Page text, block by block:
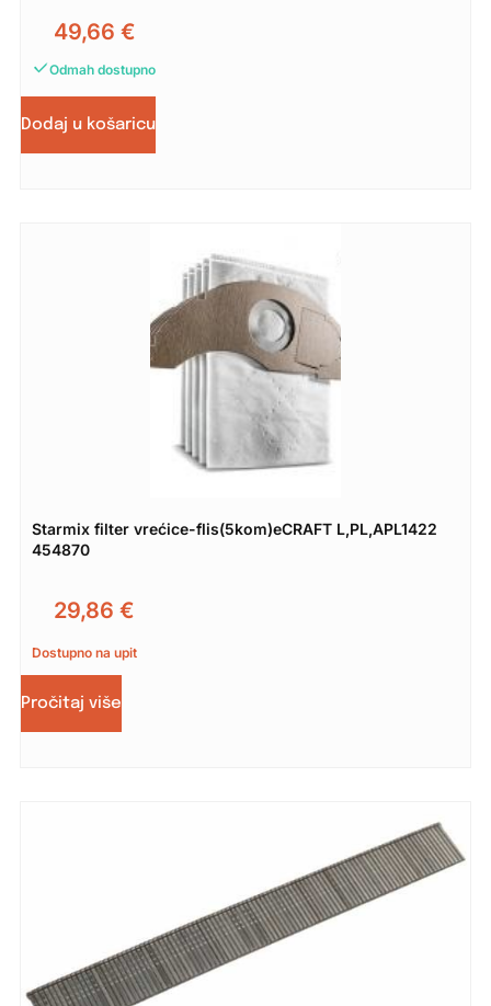
49,66 €
Odmah dostupno
Dodaj u košaricu
Starmix filter vrećice-flis(5kom)eCRAFT L,PL,APL1422
454870
29,86 €
Dostupno na upit
Pročitaj više